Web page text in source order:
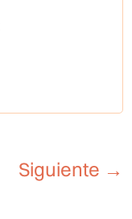
Siguiente →